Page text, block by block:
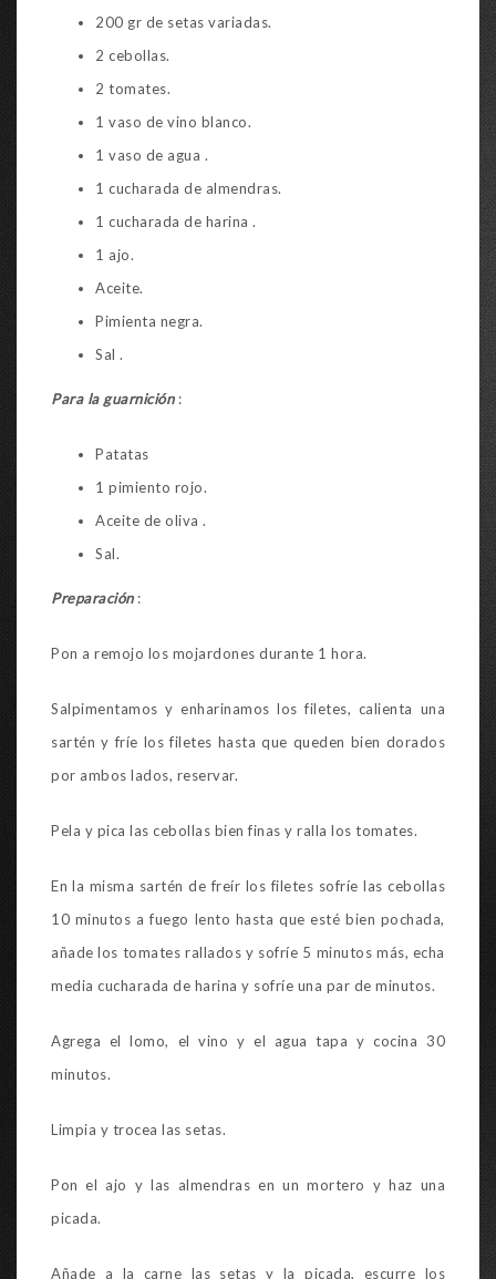
200 gr de setas variadas.
2 cebollas.
2 tomates.
1 vaso de vino blanco.
1 vaso de agua .
1 cucharada de almendras.
1 cucharada de harina .
1 ajo.
Aceite.
Pimienta negra.
Sal .
Para la guarnición:
Patatas
1 pimiento rojo.
Aceite de oliva .
Sal.
Preparación:
Pon a remojo los mojardones durante 1 hora.
Salpimentamos y enharinamos los filetes, calienta una
sartén y fríe los filetes hasta que queden bien dorados
por ambos lados, reservar.
Pela y pica las cebollas bien finas y ralla los tomates.
En la misma sartén de freír los filetes sofríe las cebollas
10 minutos a fuego lento hasta que esté bien pochada,
añade los tomates rallados y sofríe 5 minutos más, echa
media cucharada de harina y sofríe una par de minutos.
Agrega el lomo, el vino y el agua tapa y cocina 30
minutos.
Limpia y trocea las setas.
Pon el ajo y las almendras en un mortero y haz una
picada.
Añade a la carne las setas y la picada, escurre los